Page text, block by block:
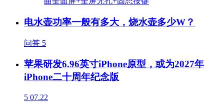
电水壶功率一般有多大，烧水壶多少W？
问答 5
苹果研发6.96英寸iPhone原型，或为2027年
iPhone二十周年纪念版
5 07.22